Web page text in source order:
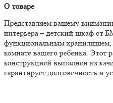
О товаре
Представляем вашему
интерьера – детский шкаф от
функциональным хранилищем,
комнате вашего ребенка. Этот
конструкцией выполнен из
гарантирует долговечность и